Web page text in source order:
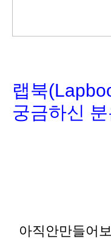
랩북
궁금하신
아직안만들어